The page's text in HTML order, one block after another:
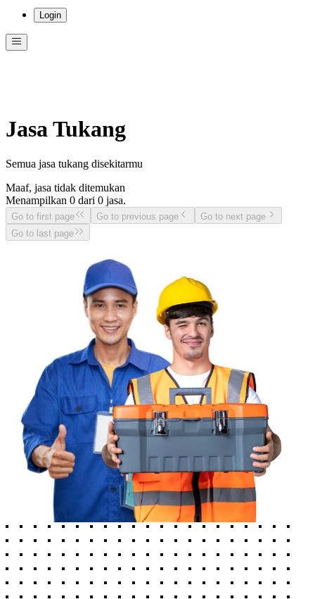
Login
Jasa Tukang
Semua jasa tukang disekitarmu
Maaf, jasa tidak ditemukan
Menampilkan 0 dari 0 jasa.
Go to first page Go to previous page
Go to next page
Go to last page